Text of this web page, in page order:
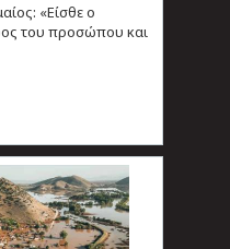
«Είσθε ο
του προσώπου και